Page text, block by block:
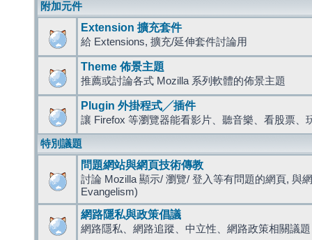
附加元件
Extension 擴充套件
給 Extensions, 擴充/延伸套件討論用
Theme 佈景主題
推薦或討論各式 Mozilla 系列軟體的佈景主題
Plugin 外掛程式╱插件
讓 Firefox 等瀏覽器能看影片、聽音樂、看股票、
特別議題
問題網站與網頁技術傳教
討論 Mozilla 顯示/ 瀏覽/ 登入等有問題的網頁, 與
Evangelism)
網路隱私與政策倡議
網路隱私、網路追蹤、中立性、網路政策相關議題